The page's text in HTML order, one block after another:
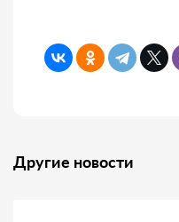
Другие новости